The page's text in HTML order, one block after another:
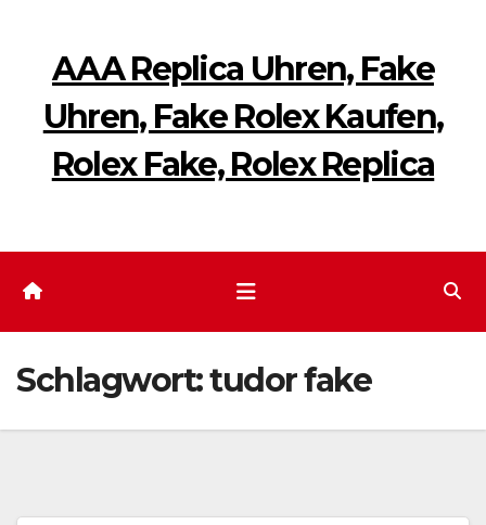
springenAAA Replica Uhren, Fake
Uhren, Fake Rolex Kaufen,
Rolex Fake, Rolex Replica
Schlagwort:tudor fake